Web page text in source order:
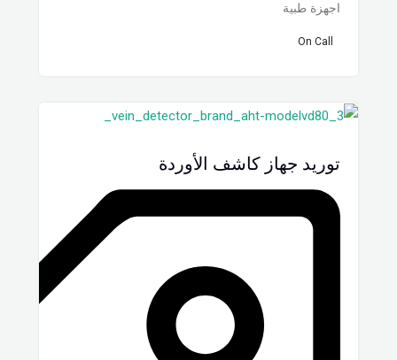
اجهزة طبية
On Call
توريد جهاز كاشف الأوردة